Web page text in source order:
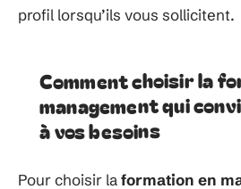
profil lorsqu’ils vous sollicitent.
Comment choisir la
management qui
à vos besoins
Pour choisir laformation en